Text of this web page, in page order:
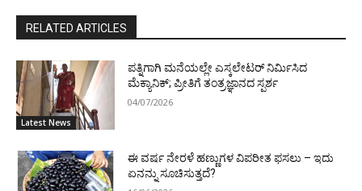
RELATED ARTICLES
Latest News
ಪತ್ನಿಗಾಗಿ ಮನೆಯಲ್ಲೇ ಎಸ್ಕಲೇಟರ್ ನಿರ್ಮಿಸಿದ
ಮೆಕ್ಯಾನಿಕ್; ಪ್ರೀತಿಗೆ ತಂತ್ರಜ್ಞಾನದ ಸ್ಪರ್ಶ
04/07/2026
ಈ ವರ್ಷ ನೇರಳೆ ಹಣ್ಣುಗಳ ವಿಪರೀತ ಫಸಲು – ಇದು
ಏನನ್ನು ಸೂಚಿಸುತ್ತದೆ?